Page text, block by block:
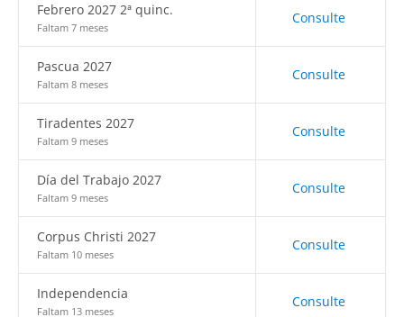
Febrero 2027 2ª quinc.
Faltam 7 meses
Consulte
Pascua 2027
Faltam 8 meses
Consulte
Tiradentes 2027
Faltam 9 meses
Consulte
Día del Trabajo 2027
Faltam 9 meses
Consulte
Corpus Christi 2027
Faltam 10 meses
Consulte
Independencia
Faltam 13 meses
Consulte